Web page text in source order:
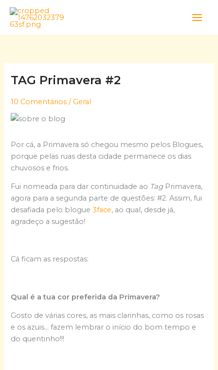
Skip
content
TAG Primavera #2
10 Comentários / Geral
Por cá, a Primavera só chegou mesmo pelos Blogues,
porque pelas ruas desta cidade permanece os dias
chuvosos e frios.
Fui nomeada para dar continuidade ao Tag Primavera,
agora para a segunda parte de questões: #2. Assim, fui
desafiada pelo blogue3face, ao qual, desde já,
agradeço a sugestão!
Cá ficam as respostas:
Qual é a tua cor preferida da Primavera?
Gosto de várias cores, as mais clarinhas, como os rosas
e os azuis… fazem lembrar o início do bom tempo e
do quentinho!!!